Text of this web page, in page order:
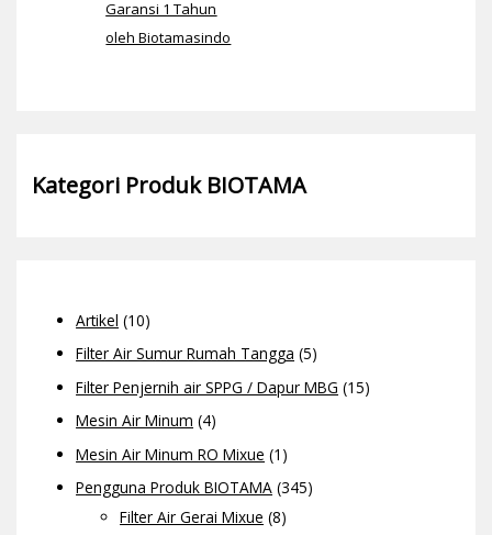
Garansi 1 Tahun
oleh Biotamasindo
Kategori Produk BIOTAMA
Artikel (10)
Filter Air Sumur Rumah Tangga (5)
Filter Penjernih air SPPG / Dapur MBG (15)
Mesin Air Minum (4)
Mesin Air Minum RO Mixue (1)
Pengguna Produk BIOTAMA (345)
Filter Air Gerai Mixue (8)